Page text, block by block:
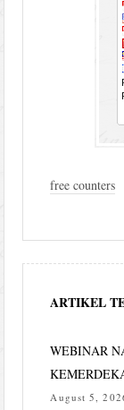
free counters
ARTIKEL
WEBINAR
August 5,